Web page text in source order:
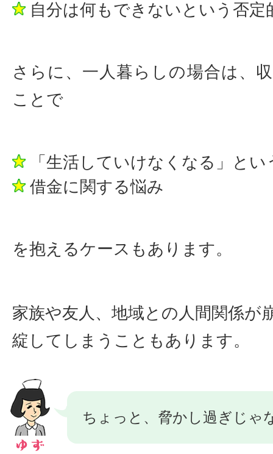
自分は何もできないという否定
さらに、一人暮らしの場合は、
ことで
「生活していけなくなる」とい
借金に関する悩み
を抱えるケースもあります。
家族や友人、地域との人間関係が
綻してしまうこともあります。
ちょっと、脅かし過ぎじゃ